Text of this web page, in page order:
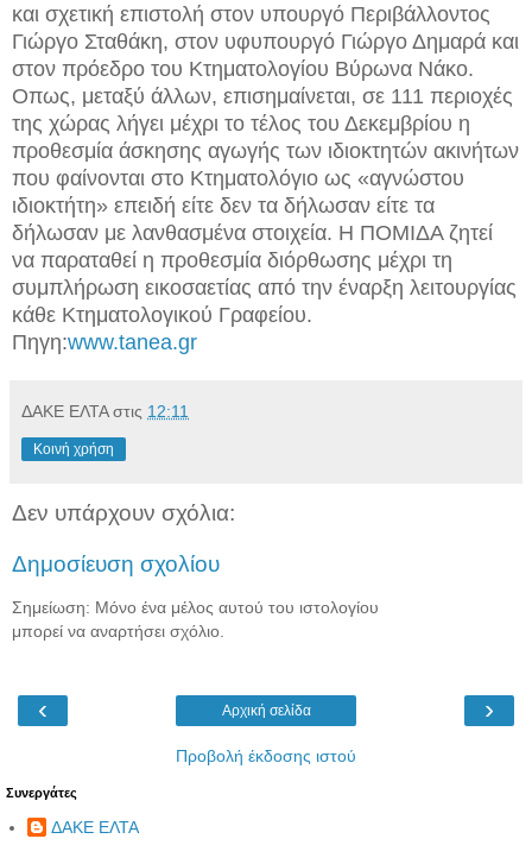
και σχετική επιστολή στον υπουργό Περιβάλλοντος
Γιώργο Σταθάκη, στον υφυπουργό Γιώργο Δημαρά και
στον πρόεδρο του Κτηματολογίου Βύρωνα Νάκο.
Οπως, μεταξύ άλλων, επισημαίνεται, σε 111 περιοχές
της χώρας λήγει μέχρι το τέλος του Δεκεμβρίου η
προθεσμία άσκησης αγωγής των ιδιοκτητών ακινήτων
που φαίνονται στο Κτηματολόγιο ως «αγνώστου
ιδιοκτήτη» επειδή είτε δεν τα δήλωσαν είτε τα
δήλωσαν με λανθασμένα στοιχεία. Η ΠΟΜΙΔΑ ζητεί
να παραταθεί η προθεσμία διόρθωσης μέχρι τη
συμπλήρωση εικοσαετίας από την έναρξη λειτουργίας
κάθε Κτηματολογικού Γραφείου.
Πηγη:www.tanea.gr
ΔΑΚΕ ΕΛΤΑ στις 12:11
Κοινή χρήση
Δεν υπάρχουν σχόλια:
Δημοσίευση σχολίου
Σημείωση: Μόνο ένα μέλος αυτού του ιστολογίου
μπορεί να αναρτήσει σχόλιο.
‹ ›
Αρχική σελίδα
Προβολή έκδοσης ιστού
Συνεργάτες
ΔΑΚΕ ΕΛΤΑ